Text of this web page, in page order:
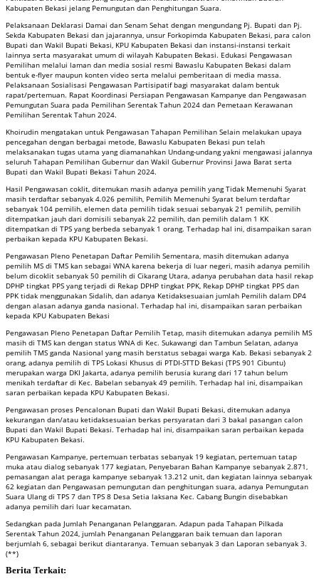
Kabupaten Bekasi jelang Pemungutan dan Penghitungan Suara.
Pelaksanaan Deklarasi Damai dan Senam Sehat dengan mengundang Pj. Bupati dan Pj.
Sekda Kabupaten Bekasi dan jajarannya, unsur Forkopimda Kabupaten Bekasi, para calon
Bupati dan Wakil Bupati Bekasi, KPU Kabupaten Bekasi dan instansi-instansi terkait
lainnya serta masyarakat umum di wilayah Kabupaten Bekasi. Edukasi Pengawasan
Pemilihan melalui laman dan media sosial resmi Bawaslu Kabupaten Bekasi dalam
bentuk e-flyer maupun konten video serta melalui pemberitaan di media massa.
Pelaksanaan Sosialisasi Pengawasan Partisipatif bagi masyarakat dalam bentuk
rapat/pertemuan. Rapat Koordinasi Persiapan Pengawasan Kampanye dan Pengawasan
Pemungutan Suara pada Pemilihan Serentak Tahun 2024 dan Pemetaan Kerawanan
Pemilihan Serentak Tahun 2024.
Khoirudin mengatakan untuk Pengawasan Tahapan Pemilihan Selain melakukan upaya
pencegahan dengan berbagai metode, Bawaslu Kabupaten Bekasi pun telah
melaksanakan tugas utama yang diamanahkan Undang-undang yakni mengawasi jalannya
seluruh Tahapan Pemilihan Gubernur dan Wakil Gubernur Provinsi Jawa Barat serta
Bupati dan Wakil Bupati Bekasi Tahun 2024.
Hasil Pengawasan coklit, ditemukan masih adanya pemilih yang Tidak Memenuhi Syarat
masih terdaftar sebanyak 4.026 pemilih, Pemilih Memenuhi Syarat belum terdaftar
sebanyak 104 pemilih, elemen data pemilih tidak sesuai sebanyak 21 pemilih, pemilih
ditempatkan jauh dari domisili sebanyak 22 pemilih, dan pemilih dalam 1 KK
ditempatkan di TPS yang berbeda sebanyak 1 orang. Terhadap hal ini, disampaikan saran
perbaikan kepada KPU Kabupaten Bekasi.
Pengawasan Pleno Penetapan Daftar Pemilih Sementara, masih ditemukan adanya
pemilih MS di TMS kan sebagai WNA karena bekerja di luar negeri, masih adanya pemilih
belum dicoklit sebanyak 50 pemilih di Cikarang Utara, adanya perubahan data hasil rekap
DPHP tingkat PPS yang terjadi di Rekap DPHP tingkat PPK, Rekap DPHP tingkat PPS dan
PPK tidak menggunakan Sidalih, dan adanya Ketidaksesuaian jumlah Pemilih dalam DP4
dengan alasan adanya ganda nasional. Terhadap hal ini, disampaikan saran perbaikan
kepada KPU Kabupaten Bekasi
Pengawasan Pleno Penetapan Daftar Pemilih Tetap, masih ditemukan adanya pemilih MS
masih di TMS kan dengan status WNA di Kec. Sukawangi dan Tambun Selatan, adanya
pemilih TMS ganda Nasional yang masih berstatus sebagai warga Kab. Bekasi sebanyak 2
orang, adanya pemilih di TPS Lokasi Khusus di PTDI-STTD Bekasi (TPS 901 Cibuntu)
merupakan warga DKI Jakarta, adanya pemilih berusia kurang dari 17 tahun belum
menikah terdaftar di Kec. Babelan sebanyak 49 pemilih. Terhadap hal ini, disampaikan
saran perbaikan kepada KPU Kabupaten Bekasi.
Pengawasan proses Pencalonan Bupati dan Wakil Bupati Bekasi, ditemukan adanya
kekurangan dan/atau ketidaksesuaian berkas persyaratan dari 3 bakal pasangan calon
Bupati dan Wakil Bupati Bekasi. Terhadap hal ini, disampaikan saran perbaikan kepada
KPU Kabupaten Bekasi.
Pengawasan Kampanye, pertemuan terbatas sebanyak 19 kegiatan, pertemuan tatap
muka atau dialog sebanyak 177 kegiatan, Penyebaran Bahan Kampanye sebanyak 2.871,
pemasangan alat peraga kampanye sebanyak 13.212 unit, dan kegiatan lainnya sebanyak
62 kegiatan dan Pengawasan pemungutan dan penghitungan suara, adanya Pemungutan
Suara Ulang di TPS 7 dan TPS 8 Desa Setia laksana Kec. Cabang Bungin disebabkan
adanya pemilih dari luar kecamatan.
Sedangkan pada Jumlah Penanganan Pelanggaran. Adapun pada Tahapan Pilkada
Serentak Tahun 2024, jumlah Penanganan Pelanggaran baik temuan dan laporan
berjumlah 6, sebagai berikut diantaranya. Temuan sebanyak 3 dan Laporan sebanyak 3.
(**)
Berita Terkait: